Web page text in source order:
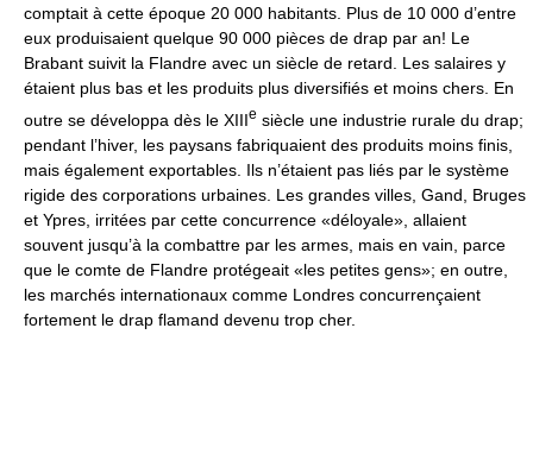
comptait à cette époque 20 000 habitants. Plus de 10 000 d’entre
eux produisaient quelque 90 000 pièces de drap par an! Le
Brabant suivit la Flandre avec un siècle de retard. Les salaires y
étaient plus bas et les produits plus diversifiés et moins chers. En
outre se développa dès le XIIIe siècle une industrie rurale du drap;
pendant l’hiver, les paysans fabriquaient des produits moins finis,
mais également exportables. Ils n’étaient pas liés par le système
rigide des corporations urbaines. Les grandes villes, Gand, Bruges
et Ypres, irritées par cette concurrence «déloyale», allaient
souvent jusqu’à la combattre par les armes, mais en vain, parce
que le comte de Flandre protégeait «les petites gens»; en outre,
les marchés internationaux comme Londres concurrençaient
fortement le drap flamand devenu trop cher.